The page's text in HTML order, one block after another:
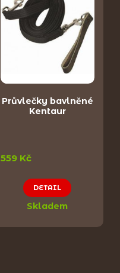
Průvlečky bavlněné
Kentaur
559 Kč
DETAIL
Skladem